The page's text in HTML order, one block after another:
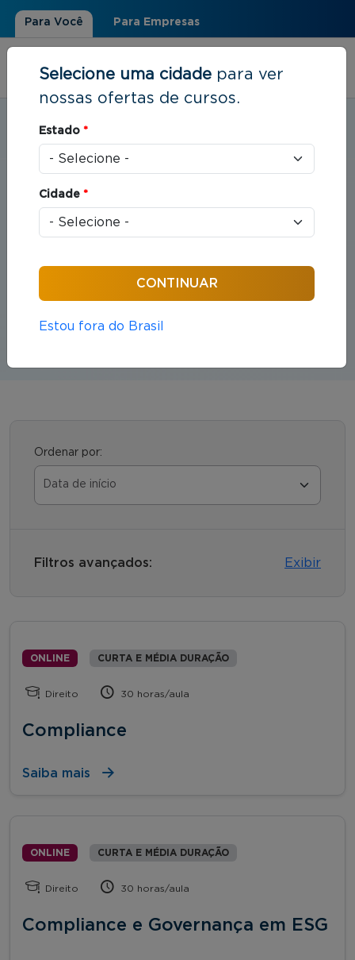
Para Você Para Empresas
Estudar em:Goiânia, GO
Você está aqui
Cursos em Direito
jurídicas que organizam as relações entre indivíduos
e sociedade.
Ordenar por:
Filtros avançados: Exibir
ONLINE CURTA E MÉDIA DURAÇÃO
Direito 30 horas/aula
Compliance
Saiba mais
ONLINE CURTA E MÉDIA DURAÇÃO
Direito 30 horas/aula
Compliance e Governança em ESG
Selecione uma cidade para ver
nossas ofertas de cursos.
Estado *
Cidade *
Estou fora do Brasil